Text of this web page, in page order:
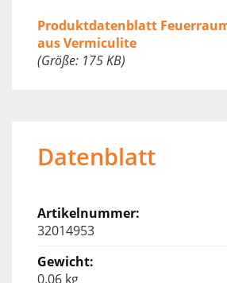
Produktdatenblatt
aus Vermiculite
(Größe: 175 KB)
Datenblatt
32014953
0.06 kg